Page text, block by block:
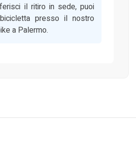
il ritiro in sede, puoi
presso il nostro
a Palermo.